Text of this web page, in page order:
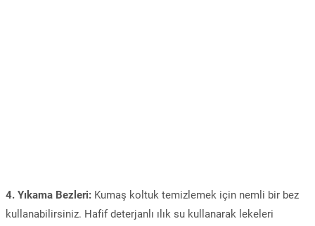
4. Yıkama Bezleri: Kumaş koltuk temizlemek için nemli bir bez
kullanabilirsiniz. Hafif deterjanlı ılık su kullanarak lekeleri